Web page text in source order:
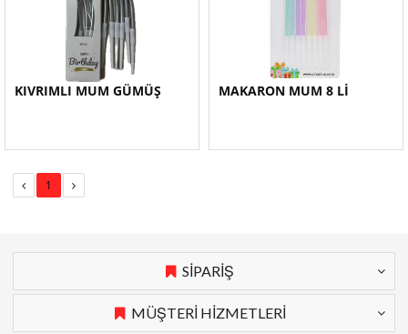
KIVRIMLI MUM GÜMÜŞ MAKARON MUM 8 Lİ
1
SİPARİŞ
MÜŞTERİ HİZMETLERİ